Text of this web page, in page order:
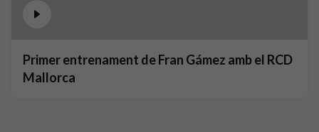
Primer entrenament de Fran Gámez amb el RCD
Mallorca